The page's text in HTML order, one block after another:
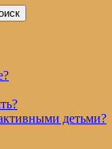
детьми?